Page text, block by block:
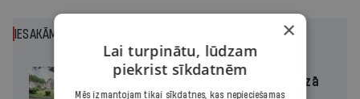
IESAKĀM
Kaucmindes pils atjaunotāja bez rozā
×
Lai turpinātu, lūdzam
piekrist sīkdatnēm
Mēs izmantojam tikai sīkdatnes, kas nepieciešamas